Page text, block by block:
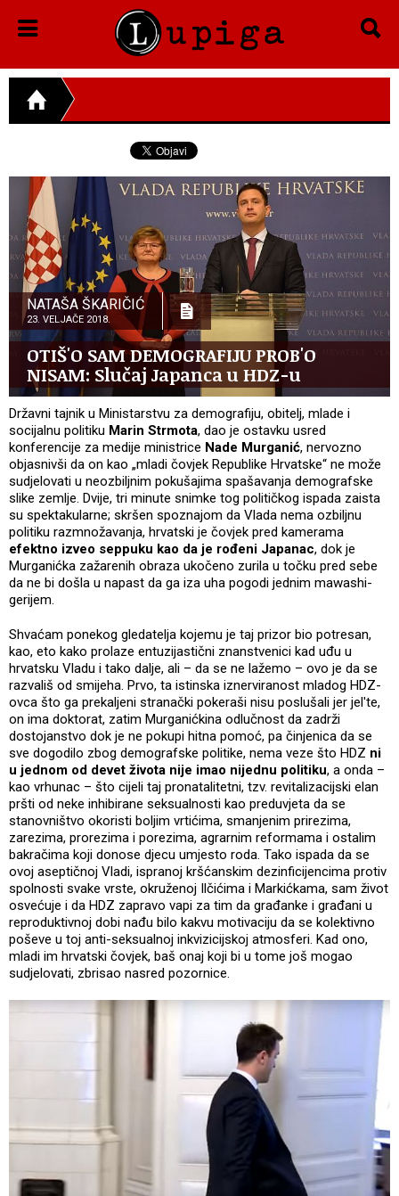
NATAŠA ŠKARIČIĆ
23. VELJAČE 2018.
OTIŠ'O SAM DEMOGRAFIJU PROB'O
NISAM: Slučaj Japanca u HDZ-u
Državni tajnik u Ministarstvu za demografiju, obitelj, mlade i
socijalnu politiku Marin Strmota, dao je ostavku usred
konferencije za medije ministrice Nade Murganić, nervozno
objasnivši da on kao „mladi čovjek Republike Hrvatske“ ne može
sudjelovati u neozbiljnim pokušajima spašavanja demografske
slike zemlje. Dvije, tri minute snimke tog političkog ispada zaista
su spektakularne; skršen spoznajom da Vlada nema ozbiljnu
politiku razmnožavanja, hrvatski je čovjek pred kamerama
efektno izveo seppuku kao da je rođeni Japanac, dok je
Murganićka zažarenih obraza ukočeno zurila u točku pred sebe
da ne bi došla u napast da ga iza uha pogodi jednim mawashi-
gerijem.
Shvaćam ponekog gledatelja kojemu je taj prizor bio potresan,
kao, eto kako prolaze entuzijastični znanstvenici kad uđu u
hrvatsku Vladu i tako dalje, ali – da se ne lažemo – ovo je da se
razvališ od smijeha. Prvo, ta istinska iznerviranost mladog HDZ-
ovca što ga prekaljeni stranački pokeraši nisu poslušali jer jel'te,
on ima doktorat, zatim Murganićkina odlučnost da zadrži
dostojanstvo dok je ne pokupi hitna pomoć, pa činjenica da se
sve dogodilo zbog demografske politike, nema veze što HDZ ni
u jednom od devet života nije imao nijednu politiku, a onda –
kao vrhunac – što cijeli taj pronatalitetni, tzv. revitalizacijski elan
pršti od neke inhibirane seksualnosti kao preduvjeta da se
stanovništvo okoristi boljim vrtićima, smanjenim prirezima,
zarezima, prorezima i porezima, agrarnim reformama i ostalim
bakračima koji donose djecu umjesto roda. Tako ispada da se
ovoj aseptičnoj Vladi, ispranoj kršćanskim dezinficijencima protiv
spolnosti svake vrste, okruženoj Ilčićima i Markićkama, sam život
osvećuje i da HDZ zapravo vapi za tim da građanke i građani u
reproduktivnoj dobi nađu bilo kakvu motivaciju da se kolektivno
poševe u toj anti-seksualnoj inkvizicijskoj atmosferi. Kad ono,
mladi im hrvatski čovjek, baš onaj koji bi u tome još mogao
sudjelovati, zbrisao nasred pozornice.